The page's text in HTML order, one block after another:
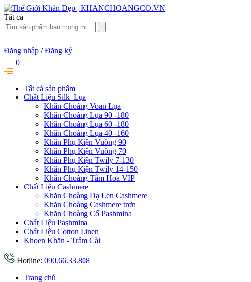
Tất cả
Đăng nhập / Đăng ký
0
Tất cả sản phẩm
Chất Liệu Silk_Lụa
Khăn Choàng Voan Lụa
Khăn Choàng Lụa 90 -180
Khăn Choàng Lụa 60 -180
Khăn Choàng Lụa 40 -160
Khăn Phụ Kiện Vuông 90
Khăn Phụ Kiện Vuông 70
Khăn Phụ Kiện Twily 7-130
Khăn Phụ Kiện Twily 14-150
Khăn Choàng Tằm Hoa VIP
Chất Liệu Cashmere
Khăn Choàng Dạ Len Cashmere
Khăn Choàng Cashmere trơn
Khăn Choàng Cổ Pashmina
Chất Liệu Pashmina
Chất Liệu Cotton Linen
Khoen Khăn - Trâm Cài
Hotline: 090.66.33.808
Trang chủ